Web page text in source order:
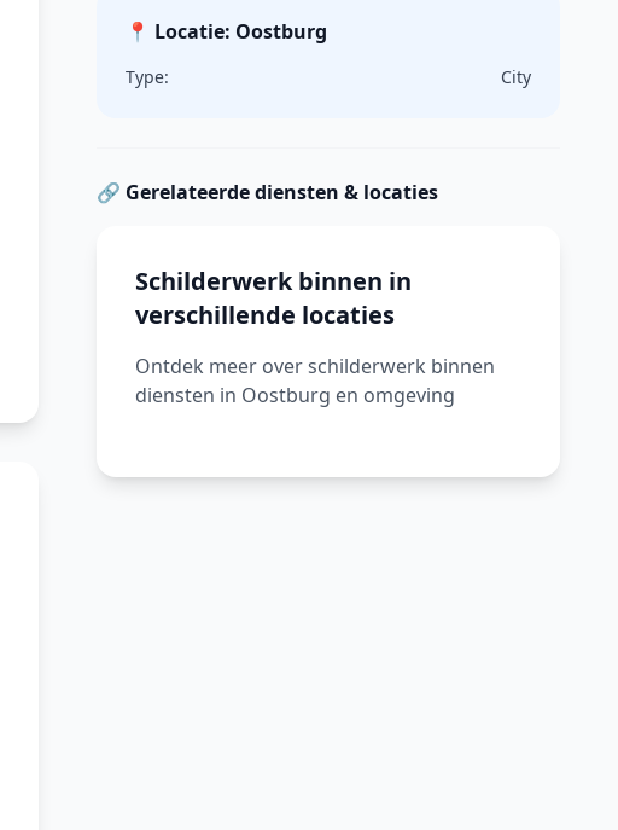
📍 Locatie: Oostburg
Type: City
🔗 Gerelateerde diensten & locaties
Schilderwerk binnen in
verschillende locaties
Ontdek meer over schilderwerk binnen
diensten in Oostburg en omgeving